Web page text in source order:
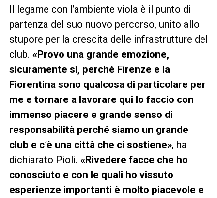
Il legame con l’ambiente viola è il punto di
partenza del suo nuovo percorso, unito allo
stupore per la crescita delle infrastrutture del
club. «Provo una grande emozione,
sicuramente sì, perché Firenze e la
Fiorentina sono qualcosa di particolare per
me e tornare a lavorare qui lo faccio con
immenso piacere e grande senso di
responsabilità perché siamo un grande
club e c’è una città che ci sostiene», ha
dichiarato Pioli. «Rivedere facce che ho
conosciuto e con le quali ho vissuto
esperienze importanti è molto piacevole e